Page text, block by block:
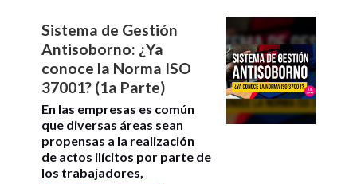
Sistema de Gestión
Antisoborno: ¿Ya
conoce la Norma ISO
37001? (1a Parte)
En las empresas es común
que diversas áreas sean
propensas a la realización
de actos ilícitos por parte de
los trabajadores,